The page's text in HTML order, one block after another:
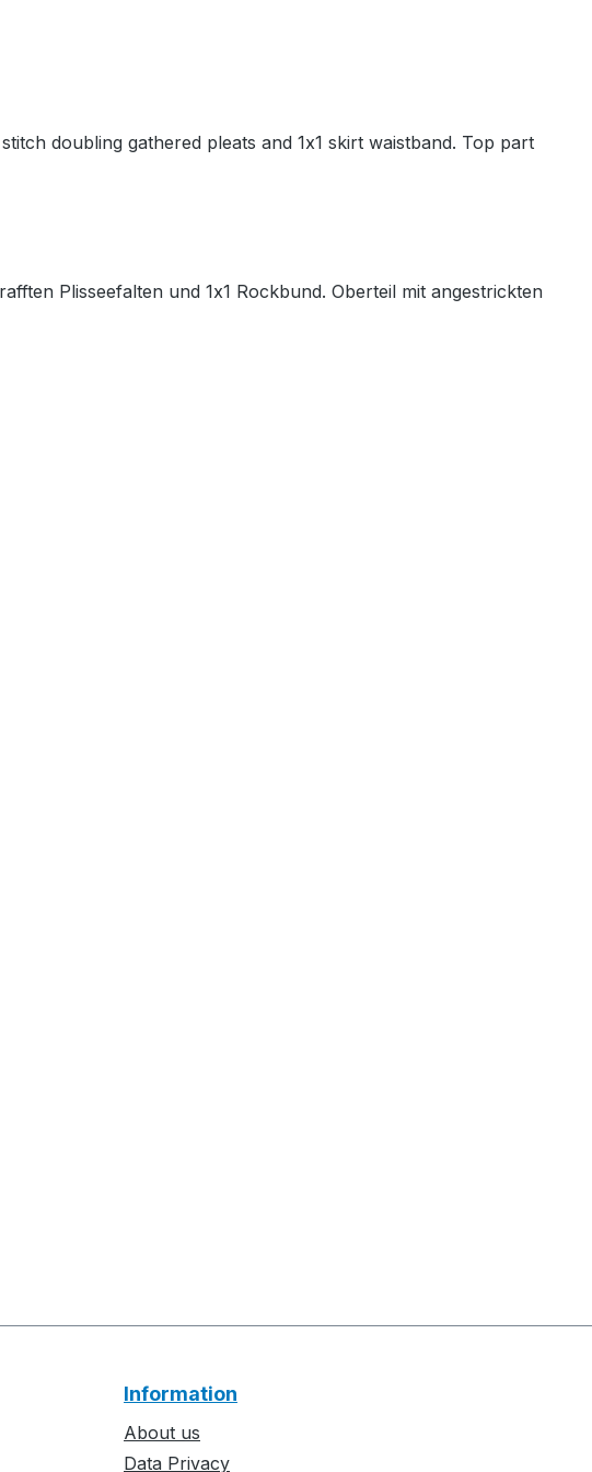
doubling gathered pleats and 1x1 skirt waistband. Top part
Plisseefalten und 1x1 Rockbund. Oberteil mit angestrickten
Information
About us
Data Privacy